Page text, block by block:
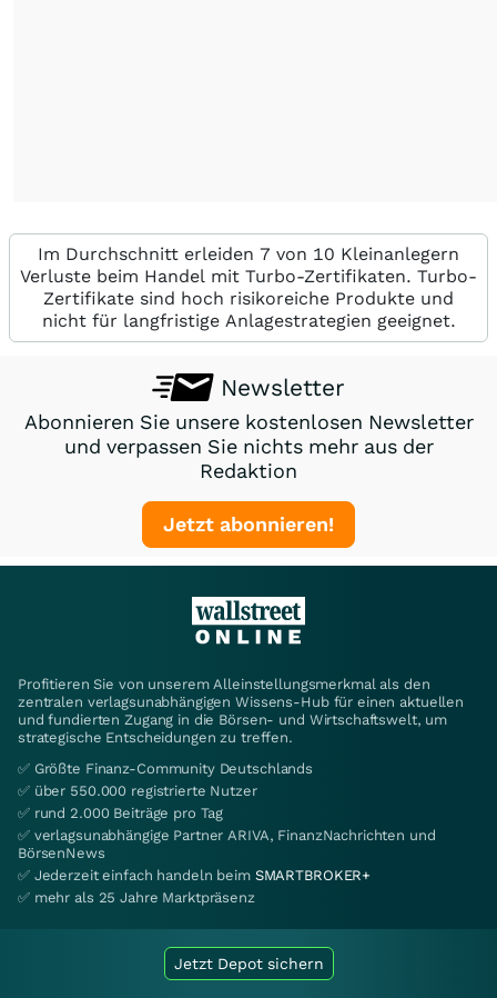
Im Durchschnitt erleiden 7 von 10 Kleinanlegern
Verluste beim Handel mit Turbo-Zertifikaten. Turbo-
Zertifikate sind hoch risikoreiche Produkte und
nicht für langfristige Anlagestrategien geeignet.
Newsletter
Abonnieren Sie unsere kostenlosen Newsletter
und verpassen Sie nichts mehr aus der
Redaktion
Jetzt abonnieren!
Profitieren Sie von unserem Alleinstellungsmerkmal als den
zentralen verlagsunabhängigen Wissens-Hub für einen aktuellen
und fundierten Zugang in die Börsen- und Wirtschaftswelt, um
strategische Entscheidungen zu treffen.
✅ Größte Finanz-Community Deutschlands
✅ über 550.000 registrierte Nutzer
✅ rund 2.000 Beiträge pro Tag
✅ verlagsunabhängige Partner ARIVA, FinanzNachrichten und
BörsenNews
✅ Jederzeit einfach handeln beim SMARTBROKER+
✅ mehr als 25 Jahre Marktpräsenz
Jetzt Depot sichern